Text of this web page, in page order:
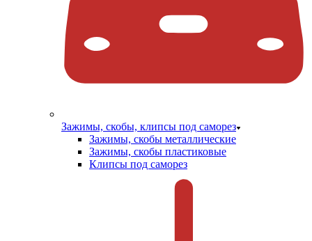
Зажимы, скобы, клипсы под саморез
Зажимы, скобы металлические
Зажимы, скобы пластиковые
Клипсы под саморез